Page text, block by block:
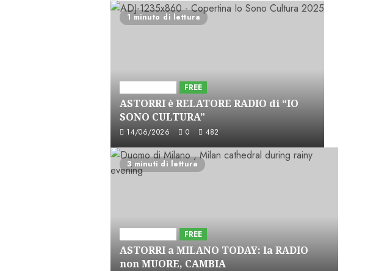
1 minuto di lettura
FREE
ASTORRI è RELATORE RADIO di “IO
SONO CULTURA”
14/06/2026 0 482
3 minuti di lettura
FREE
ASTORRI a MILANO TODAY: la RADIO
non MUORE, CAMBIA